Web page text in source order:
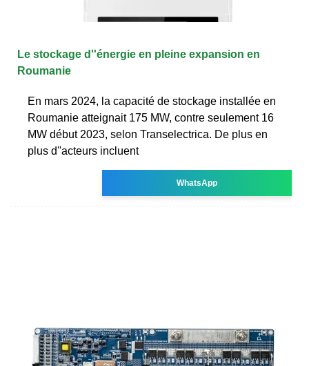
Le stockage d''énergie en pleine expansion en
Roumanie
En mars 2024, la capacité de stockage installée en
Roumanie atteignait 175 MW, contre seulement 16
MW début 2023, selon Transelectrica. De plus en
plus d''acteurs incluent
WhatsApp